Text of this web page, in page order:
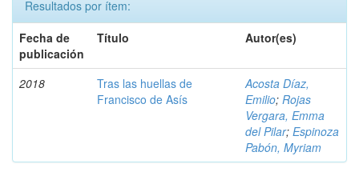
Resultados por ítem:
Fecha de
publicación
Título Autor(es)
2018
Tras las huellas de
Francisco de Asís
Acosta Díaz,
Emilio; Rojas
Vergara, Emma
del Pilar; Espinoza
Pabón, Myriam